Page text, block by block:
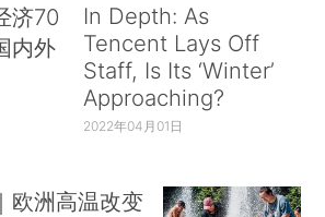
济70
内外
In Depth: As
Tencent Lays Off
Staff, Is Its ‘Winter’
Approaching?
2022年04月01日
欧洲高温改变